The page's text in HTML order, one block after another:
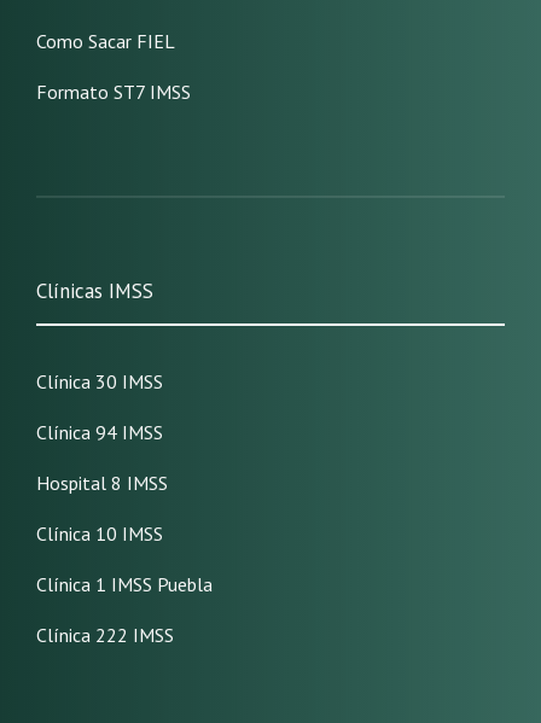
Como Sacar FIEL
Formato ST7 IMSS
Clínicas IMSS
Clínica 30 IMSS
Clínica 94 IMSS
Hospital 8 IMSS
Clínica 10 IMSS
Clínica 1 IMSS Puebla
Clínica 222 IMSS